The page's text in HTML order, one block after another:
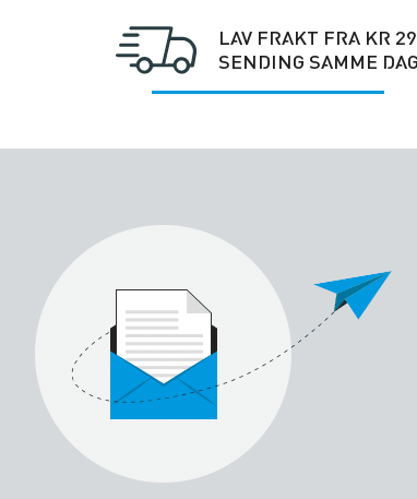
LAV FRAKT FRA KR 29
SENDING SAMME DAG